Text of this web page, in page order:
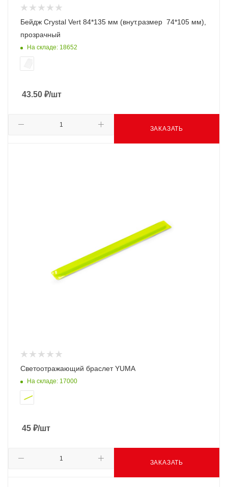
Бейдж Crystal Vert 84*135 мм (внут.размер 74*105 мм),
прозрачный
На складе: 18652
43.50 ₽/шт
ЗАКАЗАТЬ
Светоотражающий браслет YUMA
На складе: 17000
45 ₽/шт
ЗАКАЗАТЬ